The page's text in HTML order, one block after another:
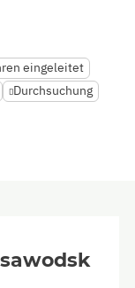
eingeleitet
Durchsuchung